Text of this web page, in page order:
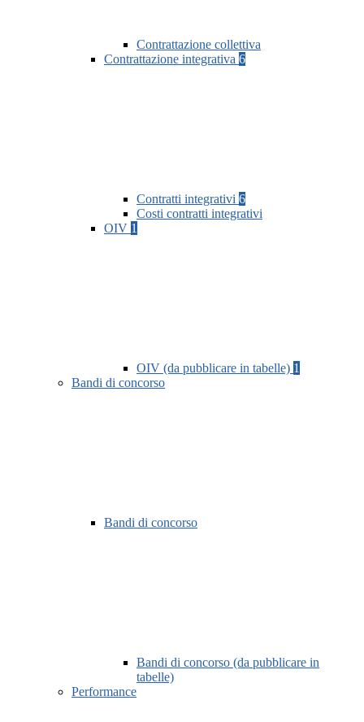
Contrattazione collettiva
Contrattazione integrativa 6
Contratti integrativi 6
Costi contratti integrativi
OIV 1
OIV (da pubblicare in tabelle) 1
Bandi di concorso
Bandi di concorso
Bandi di concorso (da pubblicare in
tabelle)
Performance